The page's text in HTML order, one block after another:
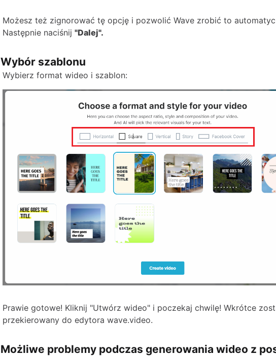
Możesz też zignorować tę opcję i pozwolić Wave zrobić to
Następnie naciśnij "Dalej".
Wybór szablonu
Wybierz format wideo i szablon:
Prawie gotowe! Kliknij "Utwórz wideo" i poczekaj chwilę! Wkrótce
przekierowany do edytora wave.video.
Możliwe problemy podczas generowania wideo z